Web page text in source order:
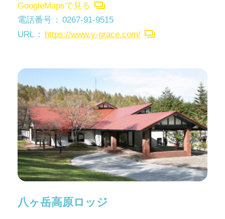
GoogleMapsで見る
電話番号
0267-91-9515
URL
https://www.y-grace.com/
八ヶ岳高原ロッジ